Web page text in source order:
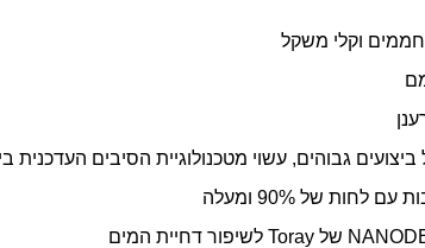
וקלי משקל
גבוהים, עשוי מטכנולוגיית הסיבים העדכנית
של 90% ומעלה
של Toray לשיפור דחיית המים